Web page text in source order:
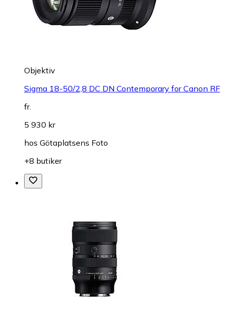
Objektiv
Sigma 18-50/2,8 DC DN Contemporary for Canon RF
fr.
5 930 kr
hos Götaplatsens Foto
+8 butiker